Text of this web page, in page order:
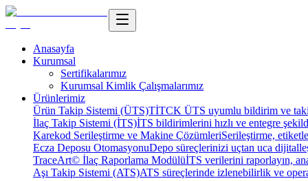
Anasayfa
Kurumsal
Sertifikalarımız
Kurumsal Kimlik Çalışmalarımız
Ürünlerimiz
Ürün Takip Sistemi (ÜTS)TİTCK ÜTS uyumlu bildirim ve
İlaç Takip Sistemi (İTS)İTS bildirimlerini hızlı ve entegre
Karekod Serileştirme ve Makine ÇözümleriSerileştirme,
Ecza Deposu OtomasyonuDepo süreçlerinizi uçtan uca
TraceArt© İlaç Raporlama ModülüİTS verilerini raporlayın,
Aşı Takip Sistemi (ATS)ATS süreçlerinde izlenebilirlik ve